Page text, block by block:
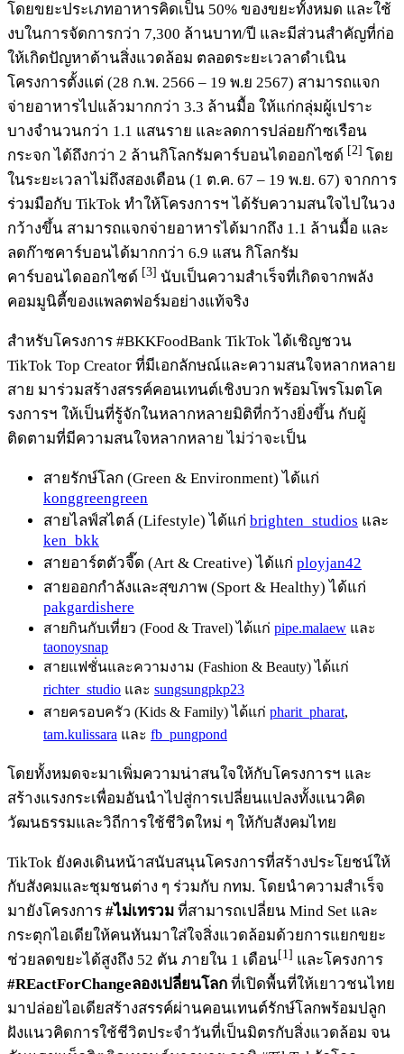
โดยขยะประเภทอาหารคิดเป็น 50% ของขยะทั้งหมด และใช้
งบในการจัดการกว่า 7,300 ล้านบาท/ปี และมีส่วนสำคัญที่ก่อ
ให้เกิดปัญหาด้านสิ่งแวดล้อม ตลอดระยะเวลาดำเนิน
โครงการตั้งแต่ (28 ก.พ. 2566 – 19 พ.ย 2567) สามารถแจก
จ่ายอาหารไปแล้วมากกว่า 3.3 ล้านมื้อ ให้แก่กลุ่มผู้เปราะ
บางจำนวนกว่า 1.1 แสนราย และลดการปล่อยก๊าซเรือน
กระจก ได้ถึงกว่า 2 ล้านกิโลกรัมคาร์บอนไดออกไซด์ [2] โดย
ในระยะเวลาไม่ถึงสองเดือน (1 ต.ค. 67 – 19 พ.ย. 67) จากการ
ร่วมมือกับ TikTok ทำให้โครงการฯ ได้รับความสนใจไปในวง
กว้างขึ้น สามารถแจกจ่ายอาหารได้มากถึง 1.1 ล้านมื้อ และ
ลดก๊าซคาร์บอนได้มากกว่า 6.9 แสน กิโลกรัม
คาร์บอนไดออกไซด์ [3] นับเป็นความสำเร็จที่เกิดจากพลัง
คอมมูนิตี้ของแพลตฟอร์มอย่างแท้จริง
สำหรับโครงการ #BKKFoodBank TikTok ได้เชิญชวน
TikTok Top Creator ที่มีเอกลักษณ์และความสนใจหลากหลาย
สาย มาร่วมสร้างสรรค์คอนเทนต์เชิงบวก พร้อมโพรโมตโค
รงการฯ ให้เป็นที่รู้จักในหลากหลายมิติที่กว้างยิ่งขึ้น กับผู้
ติดตามที่มีความสนใจหลากหลาย ไม่ว่าจะเป็น
สายรักษ์โลก (Green & Environment) ได้แก่
konggreengreen
สายไลฟ์สไตล์ (Lifestyle) ได้แก่ brighten_studios และ
ken_bkk
สายอาร์ตตัวจี๊ด (Art & Creative) ได้แก่ ployjan42
สายออกกำลังและสุขภาพ (Sport & Healthy) ได้แก่
pakgardishere
สายกินกับเที่ยว (Food & Travel) ได้แก่ pipe.malaew และ
taonoysnap
สายแฟชั่นและความงาม (Fashion & Beauty) ได้แก่
richter_studio และ sungsungpkp23
สายครอบครัว (Kids & Family) ได้แก่ pharit_pharat,
tam.kulissara และ fb_pungpond
โดยทั้งหมดจะมาเพิ่มความน่าสนใจให้กับโครงการฯ และ
สร้างแรงกระเพื่อมอันนำไปสู่การเปลี่ยนแปลงทั้งแนวคิด
วัฒนธรรมและวิถีการใช้ชีวิตใหม่ ๆ ให้กับสังคมไทย
TikTok ยังคงเดินหน้าสนับสนุนโครงการที่สร้างประโยชน์ให้
กับสังคมและชุมชนต่าง ๆ ร่วมกับ กทม. โดยนำความสำเร็จ
มายังโครงการ #ไม่เทรวม ที่สามารถเปลี่ยน Mind Set และ
กระตุกไอเดียให้คนหันมาใส่ใจสิ่งแวดล้อมด้วยการแยกขยะ
ช่วยลดขยะได้สูงถึง 52 ตัน ภายใน 1 เดือน[1] และโครงการ
#REactForChangeลองเปลี่ยนโลก ที่เปิดพื้นที่ให้เยาวชนไทย
มาปล่อยไอเดียสร้างสรรค์ผ่านคอนเทนต์รักษ์โลกพร้อมปลูก
ฝังแนวคิดการใช้ชีวิตประจำวันที่เป็นมิตรกับสิ่งแวดล้อม จน